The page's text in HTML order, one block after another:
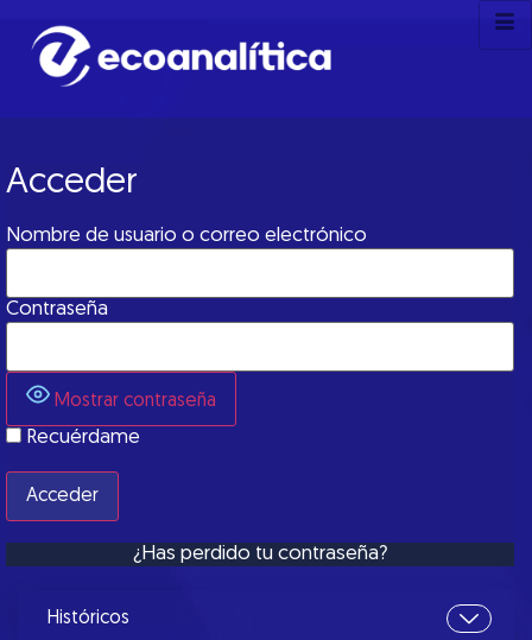
Acceder
Nombre de usuario o correo electrónico
Contraseña
Mostrar contraseña
Recuérdame
¿Has perdido tu contraseña?
Históricos